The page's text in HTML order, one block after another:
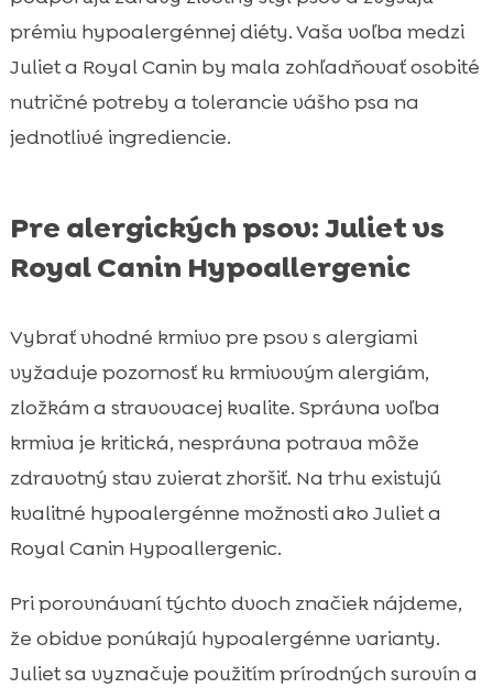
prémiu hypoalergénnej diéty. Vaša voľba medzi
Juliet a Royal Canin by mala zohľadňovať osobité
nutričné potreby a tolerancie vášho psa na
jednotlivé ingrediencie.
Pre alergických psov: Juliet vs
Royal Canin Hypoallergenic
Vybrať vhodné krmivo pre psov s alergiami
vyžaduje pozornosť ku krmivovým alergiám,
zložkám a stravovacej kvalite. Správna voľba
krmiva je kritická, nesprávna potrava môže
zdravotný stav zvierat zhoršiť. Na trhu existujú
kvalitné hypoalergénne možnosti ako Juliet a
Royal Canin Hypoallergenic.
Pri porovnávaní týchto dvoch značiek nájdeme,
že obidve ponúkajú hypoalergénne varianty.
Juliet sa vyznačuje použitím prírodných surovín a